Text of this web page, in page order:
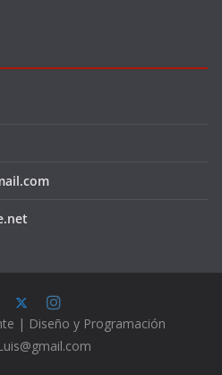
| Diseño y Programación